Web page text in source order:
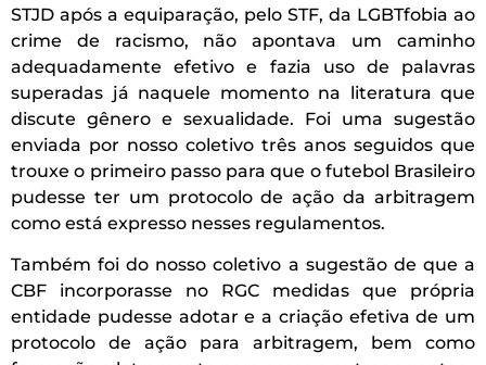
STJD após a equiparação, pelo STF, da LGBTfobia ao
crime de racismo, não apontava um caminho
adequadamente efetivo e fazia uso de palavras
superadas já naquele momento na literatura que
discute gênero e sexualidade. Foi uma sugestão
enviada por nosso coletivo três anos seguidos que
trouxe o primeiro passo para que o futebol Brasileiro
pudesse ter um protocolo de ação da arbitragem
como está expresso nesses regulamentos.
Também foi do nosso coletivo a sugestão de que a
CBF incorporasse no RGC medidas que própria
entidade pudesse adotar e a criação efetiva de um
protocolo de ação para arbitragem, bem como